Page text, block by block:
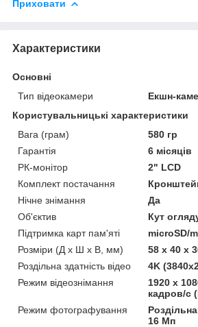
Приховати
Характеристики
Основні
Тип відеокамери
Екшн-
Користувальницькі характеристики
Вага (грам)
580 гр
Гарантія
6 місяців
РК-монітор
2" LCD
Комплект постачання
Нічне знімання
Да
Об'єктив
Кут
Підтримка карт пам'яті
microSD/
Розміри (Д х Ш х В, мм)
58 x 40 x
Роздільна здатність відео
4K
Режим відеознімання
1920 x
кадров/с
Режим фотографування
16 Мп